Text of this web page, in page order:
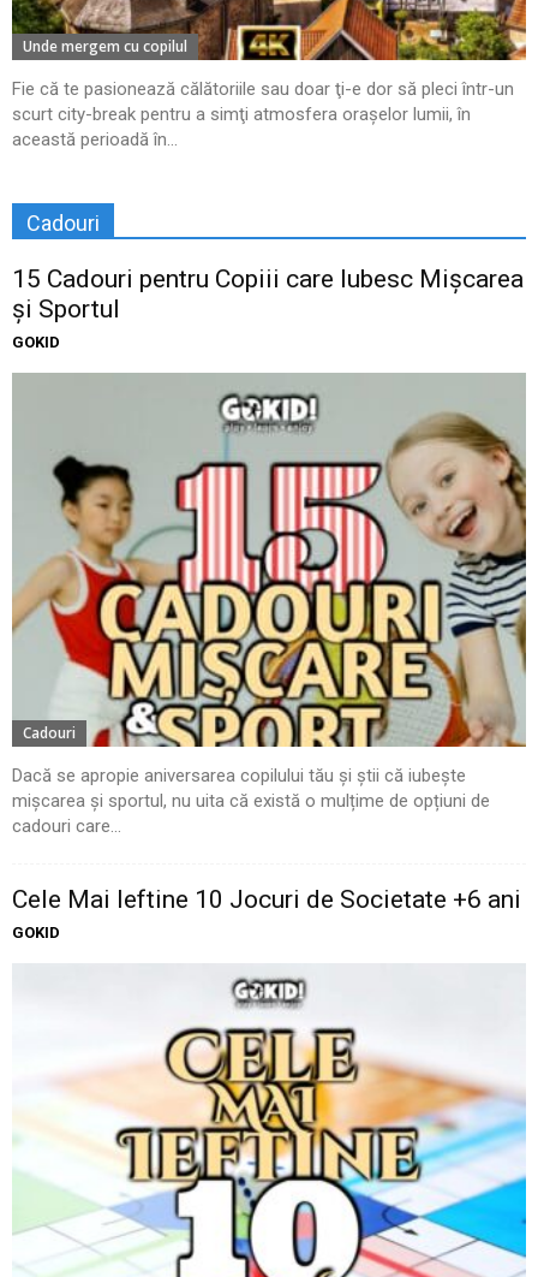
Unde mergem cu copilul
Fie că te pasionează călătoriile sau doar ţi-e dor să pleci într-un
scurt city-break pentru a simţi atmosfera oraşelor lumii, în
această perioadă în...
Cadouri
15 Cadouri pentru Copiii care Iubesc Mișcarea
și Sportul
GOKID
Cadouri
Dacă se apropie aniversarea copilului tău și știi că iubește
mișcarea și sportul, nu uita că există o mulțime de opțiuni de
cadouri care...
Cele Mai Ieftine 10 Jocuri de Societate +6 ani
GOKID